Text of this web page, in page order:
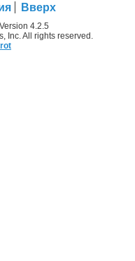
Вверх
4.2.5
Inc. All rights reserved.